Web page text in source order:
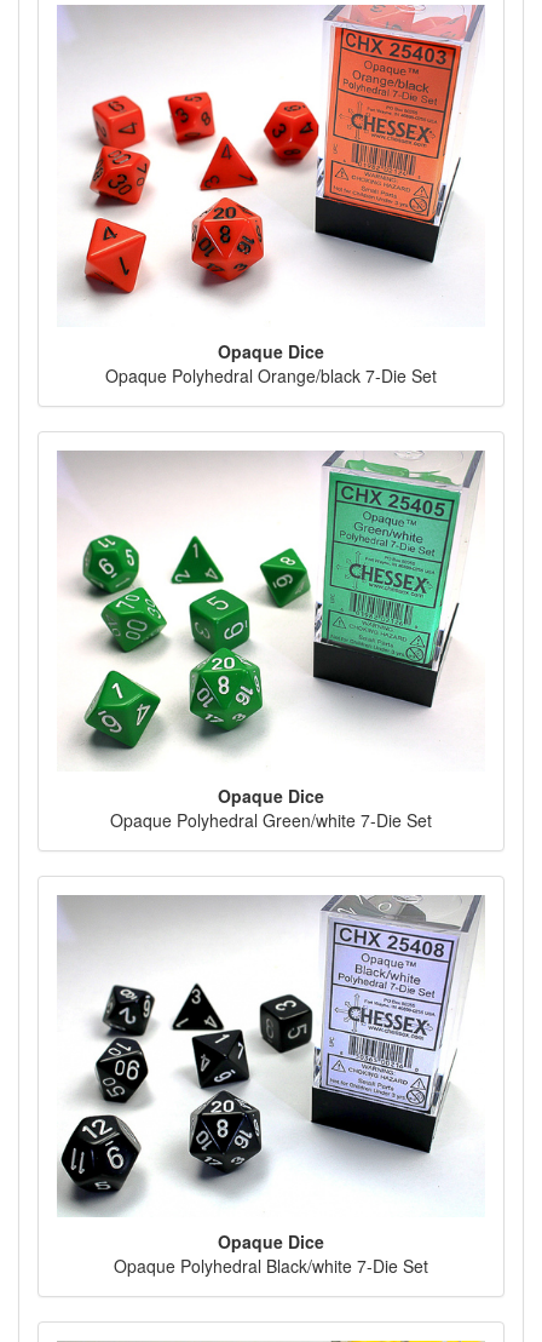
Opaque Dice
Opaque Polyhedral Orange/black 7-Die Set
Opaque Dice
Opaque Polyhedral Green/white 7-Die Set
Opaque Dice
Opaque Polyhedral Black/white 7-Die Set